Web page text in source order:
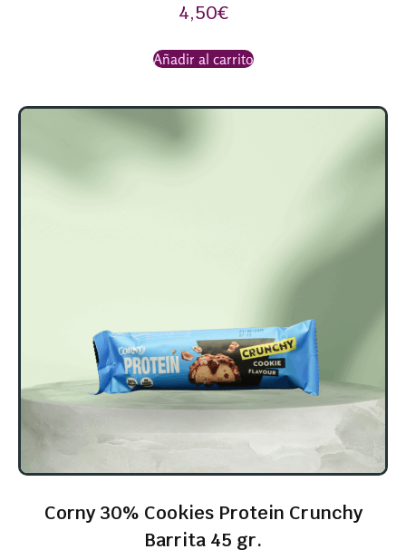
4,50€
Añadir al carrito
Corny 30% Cookies Protein Crunchy
Barrita 45 gr.